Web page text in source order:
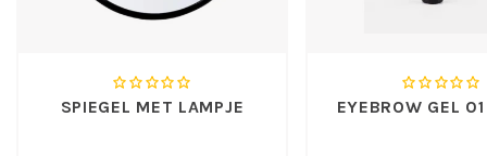
SPIEGEL MET LAMPJE EYEBROW GEL